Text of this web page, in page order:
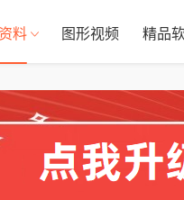
料 图形视频 精品